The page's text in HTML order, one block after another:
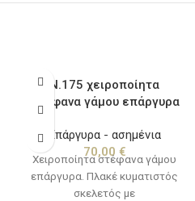
Ν.175 χειροποίητα
στέφανα γάμου επάργυρα
Επάργυρα - ασημένια
70,00 €
Χειροποίητα στέφανα γάμου
επάργυρα. Πλακέ κυματιστός
σκελετός με